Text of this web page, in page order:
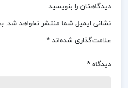
در نهایت به شهادت او منجر گردید.
بخشی از کتاب زیر درخت نسترن
دیدگاهتان را بنویسید
نشانی ایمیل شما منتشر نخواهد شد.
علامت‌گذاری شده‌اند *
دیدگاه *